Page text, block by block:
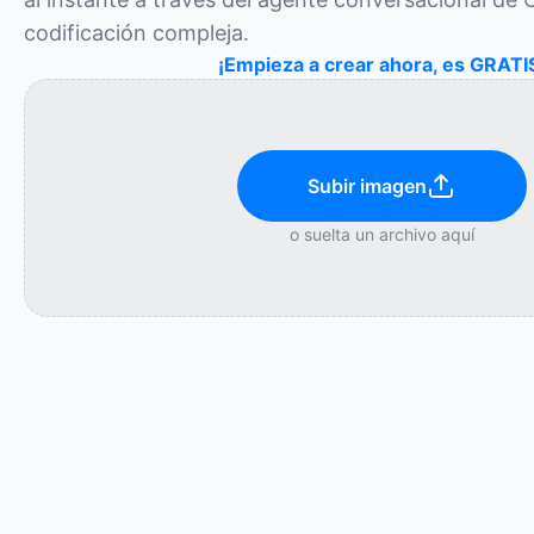
codificación compleja.
¡Empieza a crear ahora, es
Subir imagen
o suelta un archivo aquí